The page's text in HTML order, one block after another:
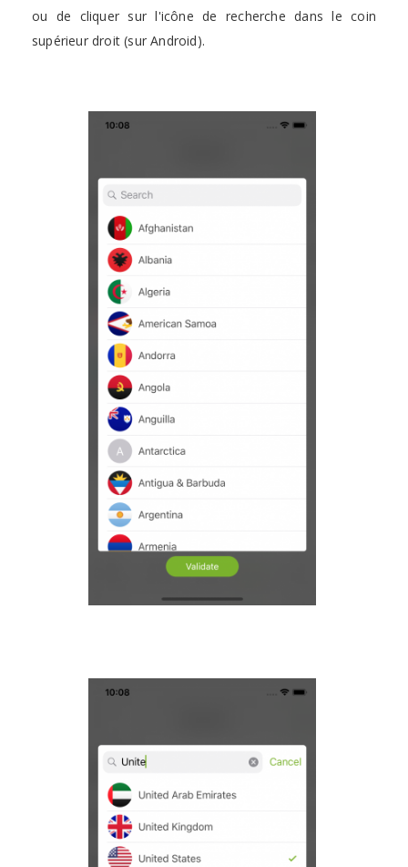
ou de cliquer sur l'icône de recherche dans le coin
supérieur droit (sur Android).